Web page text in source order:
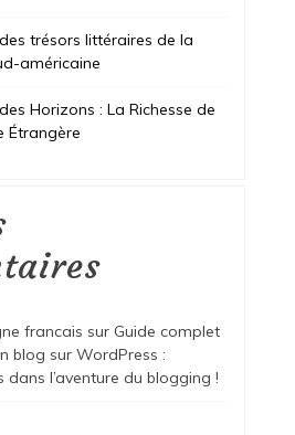
trésors littéraires de la
américaine
Horizons : La Richesse de
Étrangère
francais sur Guide complet
blog sur WordPress :
dans l’aventure du blogging !